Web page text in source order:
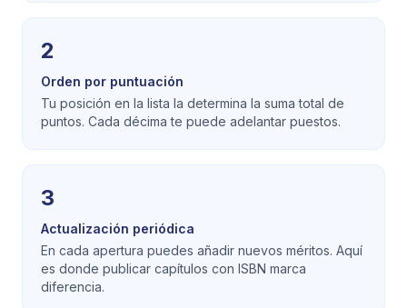
2
Orden por puntuación
Tu posición en la lista la determina la suma total de
puntos. Cada décima te puede adelantar puestos.
3
Actualización periódica
En cada apertura puedes añadir nuevos méritos. Aquí
es donde publicar capítulos con ISBN marca
diferencia.